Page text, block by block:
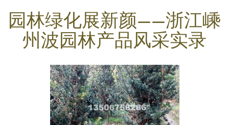
园林绿化展新颜——浙江嵊
州波园林产品风采实录